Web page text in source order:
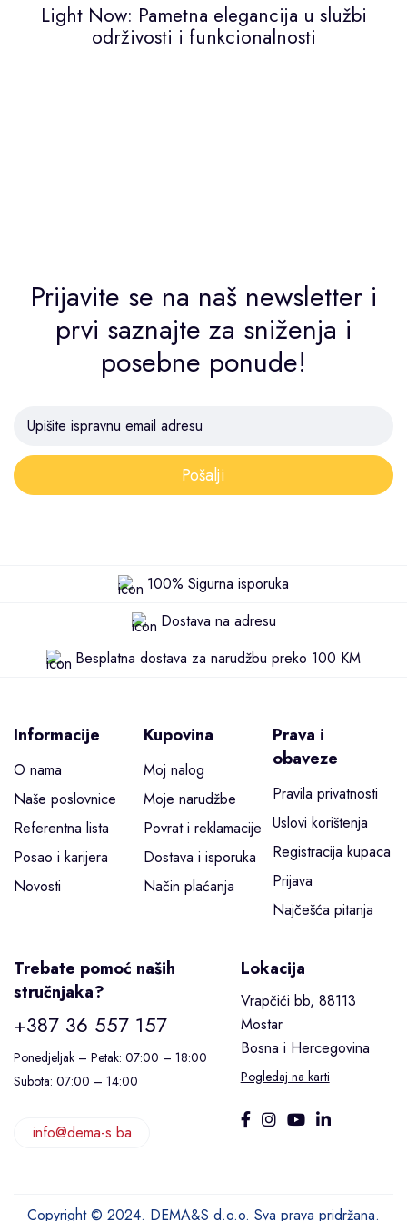
Light Now: Pametna elegancija u službi
održivosti i funkcionalnosti
Prijavite se na naš newsletter i
prvi saznajte za sniženja i
posebne ponude!
Pošalji
100% Sigurna isporuka
Dostava na adresu
Besplatna dostava za narudžbu preko 100 KM
Informacije
O nama
Naše poslovnice
Referentna lista
Posao i karijera
Novosti
Kupovina
Moj nalog
Moje narudžbe
Povrat i reklamacije
Dostava i isporuka
Način plaćanja
Prava i
obaveze
Pravila privatnosti
Uslovi korištenja
Registracija kupaca
Prijava
Najčešća pitanja
Trebate pomoć naših
stručnjaka?
+387 36 557 157
Ponedjeljak – Petak: 07:00 – 18:00
Subota: 07:00 – 14:00
info@dema-s.ba
Lokacija
Vrapčići bb, 88113
Mostar
Bosna i Hercegovina
Pogledaj na karti
Copyright © 2024. DEMA&S d.o.o. Sva prava pridržana.